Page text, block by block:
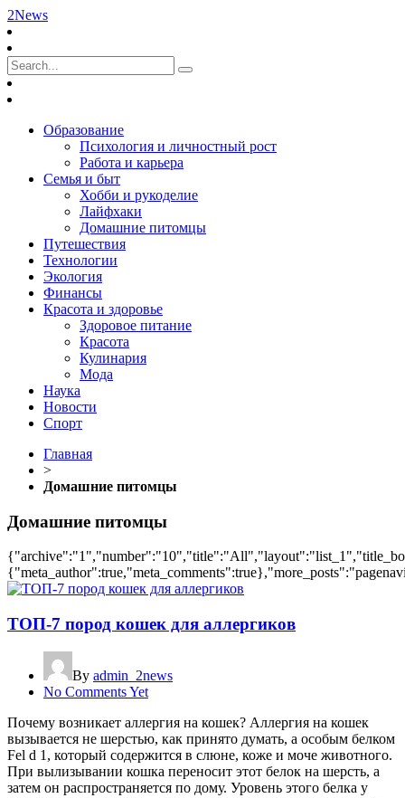
2News
Образование
Психология и личностный рост
Работа и карьера
Семья и быт
Хобби и рукоделие
Лайфхаки
Домашние питомцы
Путешествия
Технологии
Экология
Финансы
Красота и здоровье
Здоровое питание
Красота
Кулинария
Мода
Наука
Новости
Спорт
Главная
>
Домашние питомцы
Домашние питомцы
ТОП-7 пород кошек для аллергиков
By admin_2news
No Comments Yet
Почему возникает аллергия на кошек? Аллергия на кошек
вызывается не шерстью, как принято думать, а особым белком
Fel d 1, который содержится в слюне, коже и моче животного.
При вылизывании кошка переносит этот белок на шерсть, а
затем он распространяется по дому. Уровень этого белка у